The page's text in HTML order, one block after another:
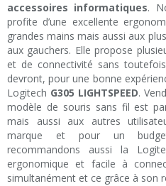
accessoires informatiques.
profite d’une excellente
grandes mains mais aussi aux
aux gauchers. Elle propose
et de connectivité sans
devront, pour une bonne
Logitech G305 LIGHTSPEED.
modèle de souris sans fil est
mais aussi aux autres
marque et pour un
recommandons aussi la
ergonomique et facile à
simultanément et ce grâce à son